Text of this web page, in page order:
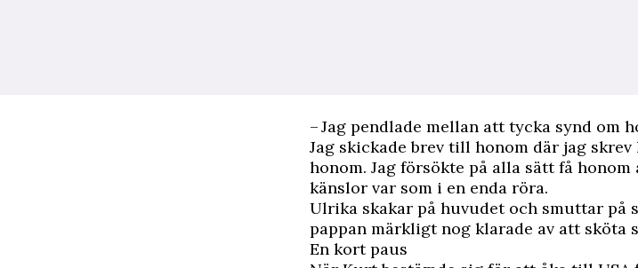
– Jag pendlade mellan att tycka synd om
Jag skickade brev till honom där jag
honom. Jag försökte på alla sätt få
känslor var som i en enda röra.
Ulrika skakar på huvudet och smuttar på
pappan märkligt nog klarade av att sköta
En kort paus